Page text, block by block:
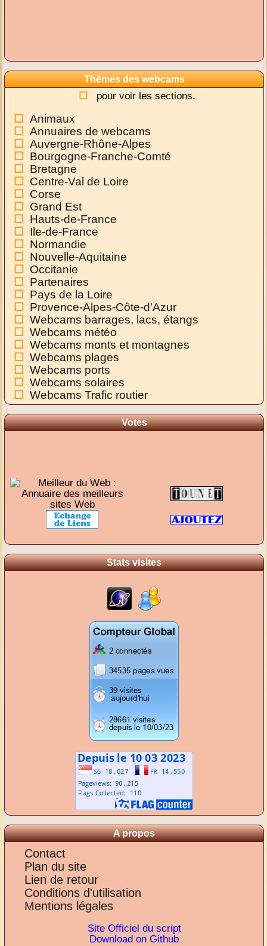
Thèmes des webcams
pour voir les sections.
Animaux
Annuaires de webcams
Auvergne-Rhône-Alpes
Bourgogne-Franche-Comté
Bretagne
Centre-Val de Loire
Corse
Grand Est
Hauts-de-France
Ile-de-France
Normandie
Nouvelle-Aquitaine
Occitanie
Partenaires
Pays de la Loire
Provence-Alpes-Côte-d'Azur
Webcams barrages, lacs, étangs
Webcams météo
Webcams monts et montagnes
Webcams plages
Webcams ports
Webcams solaires
Webcams Trafic routier
Votes
Stats visites
A propos
Contact
Plan du site
Lien de retour
Conditions d'utilisation
Mentions légales
Site Officiel du script
Download on Github